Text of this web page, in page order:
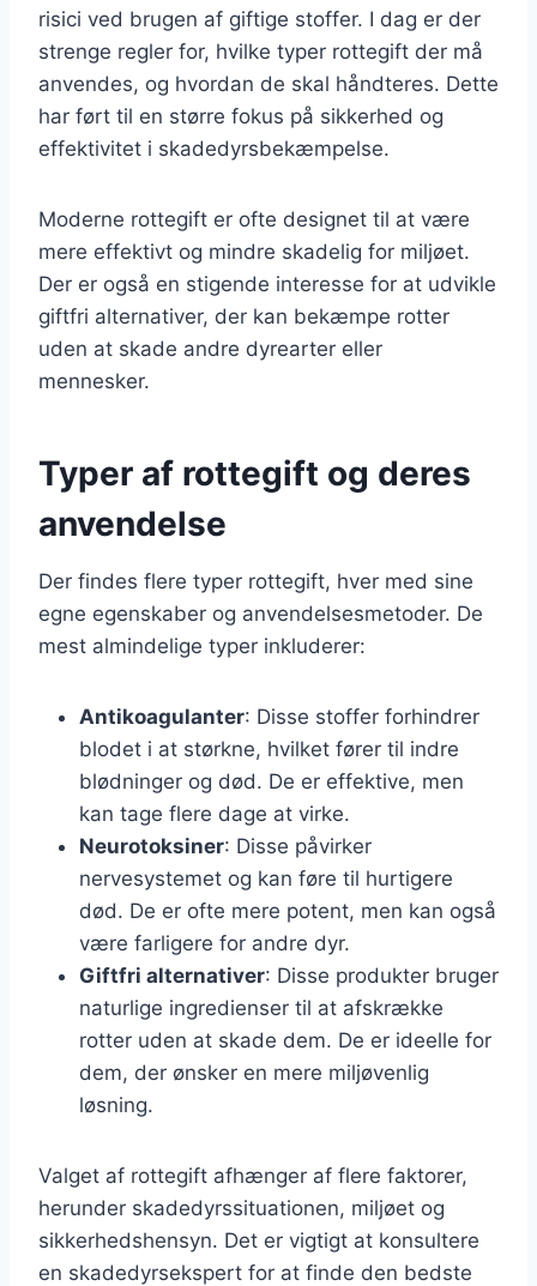
risici ved brugen af giftige stoffer. I dag er der
strenge regler for, hvilke typer rottegift der må
anvendes, og hvordan de skal håndteres. Dette
har ført til en større fokus på sikkerhed og
effektivitet i skadedyrsbekæmpelse.
Moderne rottegift er ofte designet til at være
mere effektivt og mindre skadelig for miljøet.
Der er også en stigende interesse for at udvikle
giftfri alternativer, der kan bekæmpe rotter
uden at skade andre dyrearter eller
mennesker.
Typer af rottegift og deres
anvendelse
Der findes flere typer rottegift, hver med sine
egne egenskaber og anvendelsesmetoder. De
mest almindelige typer inkluderer:
Antikoagulanter: Disse stoffer forhindrer
blodet i at størkne, hvilket fører til indre
blødninger og død. De er effektive, men
kan tage flere dage at virke.
Neurotoksiner: Disse påvirker
nervesystemet og kan føre til hurtigere
død. De er ofte mere potent, men kan også
være farligere for andre dyr.
Giftfri alternativer: Disse produkter bruger
naturlige ingredienser til at afskrække
rotter uden at skade dem. De er ideelle for
dem, der ønsker en mere miljøvenlig
løsning.
Valget af rottegift afhænger af flere faktorer,
herunder skadedyrssituationen, miljøet og
sikkerhedshensyn. Det er vigtigt at konsultere
en skadedyrsekspert for at finde den bedste